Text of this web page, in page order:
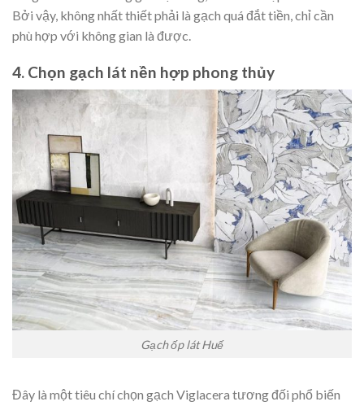
Bởi vậy, không nhất thiết phải là gạch quá đắt tiền, chỉ cần
phù hợp với không gian là được.
4. Chọn gạch lát nền hợp phong thủy
Gạch ốp lát Huế
Đây là một tiêu chí chọn gạch Viglacera tương đối phổ biến